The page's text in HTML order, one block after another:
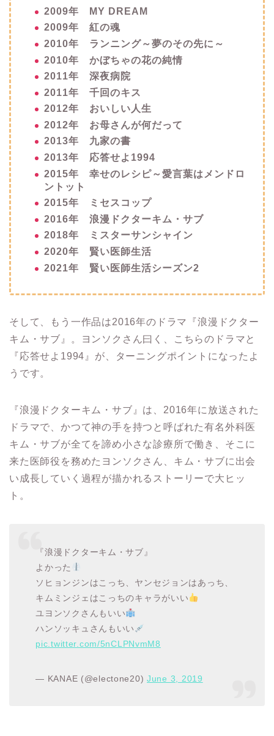
2009年 MY DREAM
2009年 紅の魂
2010年 ランニング～夢のその先に～
2010年 かぼちゃの花の純情
2011年 深夜病院
2011年 千回のキス
2012年 おいしい人生
2012年 お母さんが何だって
2013年 九家の書
2013年 応答せよ1994
2015年 幸せのレシピ～愛言葉はメンドロ
ントット
2015年 ミセスコップ
2016年 浪漫ドクターキム・サブ
2018年 ミスターサンシャイン
2020年 賢い医師生活
2021年 賢い医師生活シーズン2
そして、もう一作品は2016年のドラマ『浪漫ドクター
キム・サブ』。
ヨンソクさん曰く、こちらのドラマと
『応答せよ1994 』が、ターニングポイントになったよ
うです。
『浪漫ドクターキム・サブ』は、2016年に放送された
ドラマで、かつて神の手を持つと呼ばれた有名外科医
キム・サブが全てを諦め小さな診療所で働き、そこに
来た医師役を務めた ヨンソクさん
、キム・サブに出会
い成長していく過程が描かれるストーリーで大ヒッ
ト。
『浪漫ドクターキム・サブ』
よかった
ソヒョンジンはこっち、ヤンセジョンはあっち、
キムミンジェはこっちのキャラがいい
ユヨンソクさんもいい
ハンソッキュさんもいい
pic.twitter.com/5nCLPNvmM8
— KANAE (@electone20)June 3, 2019